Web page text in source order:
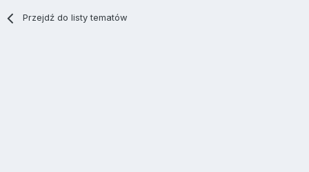
Przejdź do listy tematów